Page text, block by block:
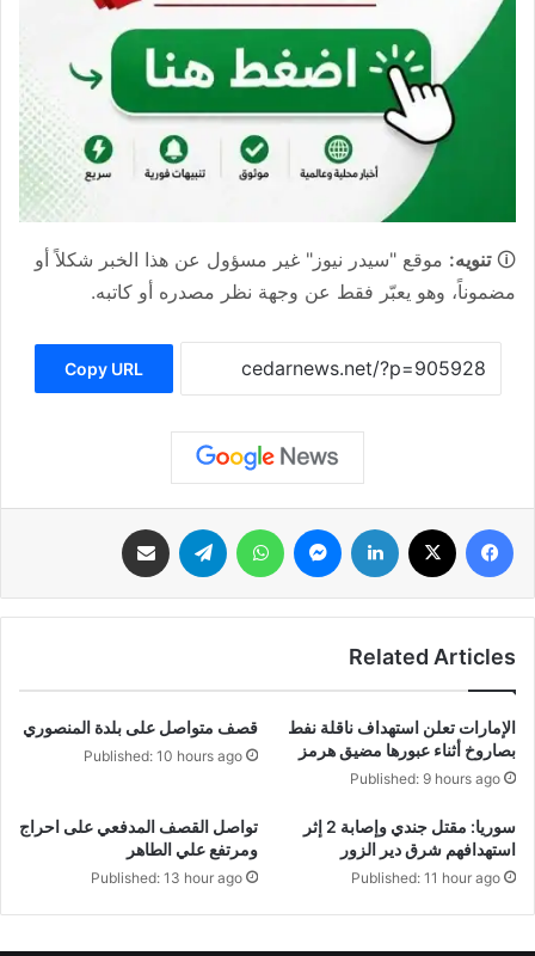
🛈تنويه: موقع "سيدر نيوز" غير مسؤول عن هذا الخبر شكلاً أو
مضموناً، وهو يعبّر فقط عن وجهة نظر مصدره أو كاتبه.
Copy URL
فيسبوك لينكدإن ماسنجر واتساب تيلقرام
Related Articles
الإمارات تعلن استهداف ناقلة نفط
بصاروخ أثناء عبورها مضيق هرمز
Published: 9 hours ago
قصف متواصل على بلدة المنصوري
Published: 10 hours ago
سوريا: مقتل جندي وإصابة 2 إثر
استهدافهم شرق دير الزور
Published: 11 hour ago
تواصل القصف المدفعي على احراج
ومرتفع علي الطاهر
Published: 13 hour ago